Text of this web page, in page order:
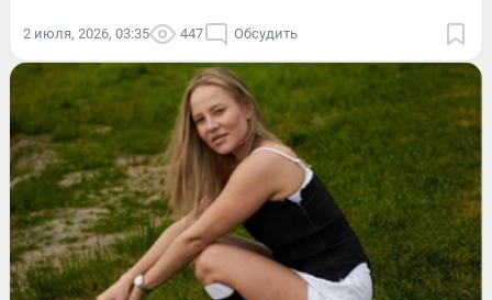
2 июля, 2026, 03:35 447 Обсудить